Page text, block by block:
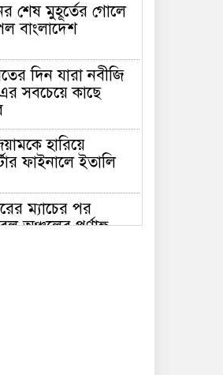
শেষ মুহূর্তের গোলে
বাংলাদেশ
দিন যারা নবীজি
সবচেয়ে কাছে
হারিয়ে
ফাইনালে ইতালি
ম্যাচের পর
অঞ্চলের পূর্ণাঙ্গ